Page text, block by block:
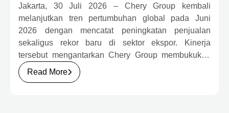
PENJUALAN CHERY GROUP
SEMESTER I 2026 TEMBUS 1,35
JUTA UNIT
Jakarta, 30 Juli 2026 – Chery Group kembali
melanjutkan tren pertumbuhan global pada Juni
2026 dengan mencatat peningkatan penjualan
sekaligus rekor baru di sektor ekspor. Kinerja
tersebut mengantarkan Chery Group membukukan
semester pertama terbaik sepanjang sejarah
perusahaan serta memperkuat daya saingnya di
Read More